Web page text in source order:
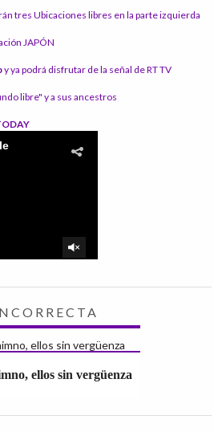
tres Ubicaciones libres en la parte izquierda
JAPÓN
y ya podrá disfrutar de la señal de RT TV
libre" y a sus ancestros
ellos sin vergüenza